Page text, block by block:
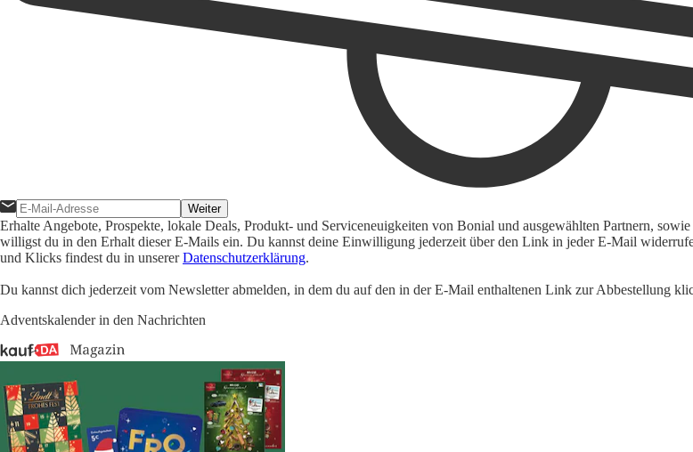
Weiter
Erhalte Angebote, Prospekte, lokale Deals, Produkt- und Serviceneuigkeiten von Bonial und ausgewählten Partnern,
willigst du in den Erhalt dieser E-Mails ein. Du kannst deine Einwilligung jederzeit über den Link in jeder E-Mail
und Klicks findest du in unsererDatenschutzerklärung.
Du kannst dich jederzeit vom Newsletter abmelden, in dem du auf den in der E-Mail enthaltenen Link zur Abbestellung
Adventskalender in den Nachrichten